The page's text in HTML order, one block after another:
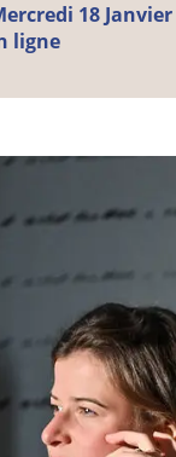
18 Janvier
ligne